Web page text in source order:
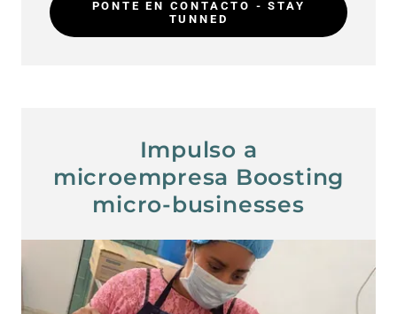
PONTE EN CONTACTO - STAY
TUNNED
Impulso a
microempresa Boosting
micro-businesses